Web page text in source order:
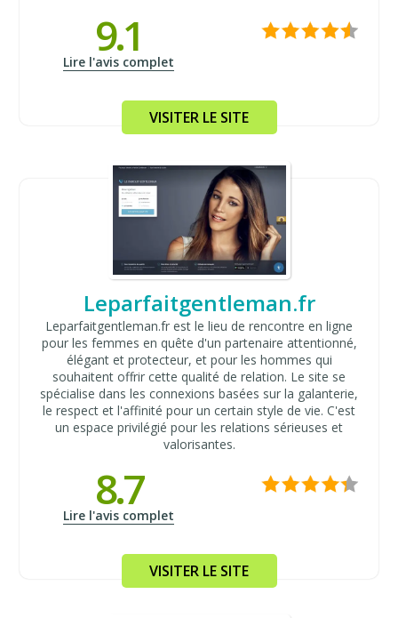
9.1
Lire l'avis complet
VISITER LE SITE
Leparfaitgentleman.fr
Leparfaitgentleman.fr est le lieu de rencontre en ligne
pour les femmes en quête d'un partenaire attentionné,
élégant et protecteur, et pour les hommes qui
souhaitent offrir cette qualité de relation. Le site se
spécialise dans les connexions basées sur la galanterie,
le respect et l'affinité pour un certain style de vie. C'est
un espace privilégié pour les relations sérieuses et
valorisantes.
8.7
Lire l'avis complet
VISITER LE SITE